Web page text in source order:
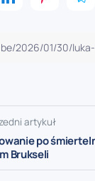
artykuł
po
Brukseli